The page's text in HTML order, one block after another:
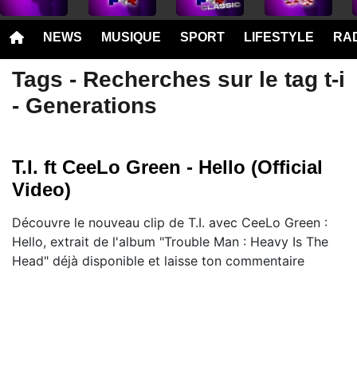
NEWS MUSIQUE SPORT LIFESTYLE
Tags - Recherches sur le tag t-i
- Generations
T.I. ft CeeLo Green - Hello (Official
Video)
Découvre le nouveau clip de T.I. avec CeeLo Green :
Hello, extrait de l'album "Trouble Man : Heavy Is The
Head" déjà disponible et laisse ton commentaire